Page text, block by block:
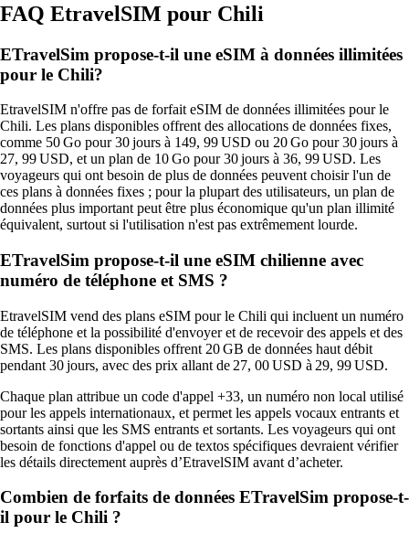
FAQ EtravelSIM pour Chili
ETravelSim propose-t-il une eSIM à données illimitées
pour le Chili?
EtravelSIM n'offre pas de forfait eSIM de données illimitées pour le
Chili. Les plans disponibles offrent des allocations de données fixes,
comme 50 Go pour 30 jours à 149, 99 USD ou 20 Go pour 30 jours à
27, 99 USD, et un plan de 10 Go pour 30 jours à 36, 99 USD. Les
voyageurs qui ont besoin de plus de données peuvent choisir l'un de
ces plans à données fixes ; pour la plupart des utilisateurs, un plan de
données plus important peut être plus économique qu'un plan illimité
équivalent, surtout si l'utilisation n'est pas extrêmement lourde.
ETravelSim propose-t-il une eSIM chilienne avec
numéro de téléphone et SMS ?
EtravelSIM vend des plans eSIM pour le Chili qui incluent un numéro
de téléphone et la possibilité d'envoyer et de recevoir des appels et des
SMS. Les plans disponibles offrent 20 GB de données haut débit
pendant 30 jours, avec des prix allant de 27, 00 USD à 29, 99 USD.
Chaque plan attribue un code d'appel +33, un numéro non local utilisé
pour les appels internationaux, et permet les appels vocaux entrants et
sortants ainsi que les SMS entrants et sortants. Les voyageurs qui ont
besoin de fonctions d'appel ou de textos spécifiques devraient vérifier
les détails directement auprès d’EtravelSIM avant d’acheter.
Combien de forfaits de données ETravelSim propose-t-
il pour le Chili ?